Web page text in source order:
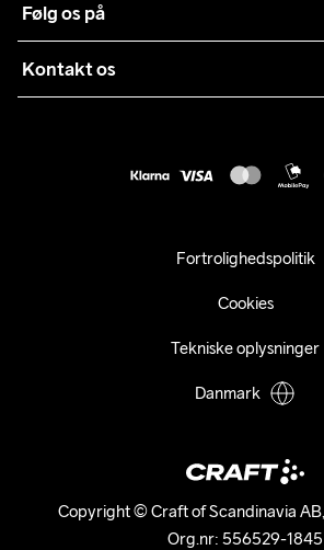
Presse
Sustainability
Levering
Kundeservice
Følg os på
Kontakt os
Copyright © Craft of Scandinavia
Org.nr: 556529-1845
Fortrolighedspolitik
Cookies
Tekniske oplysninger
Danmark